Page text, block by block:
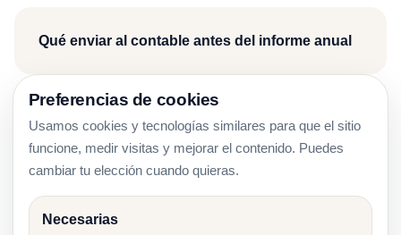
Qué enviar al contable antes del informe anual
Plan de Proyecto del Informe Anual: Roles,
Cronograma y Controles
Preferencias de cookies
Usamos cookies y tecnologías similares para que el sitio
funcione, medir visitas y mejorar el contenido. Puedes
cambiar tu elección cuando quieras.
Necesarias